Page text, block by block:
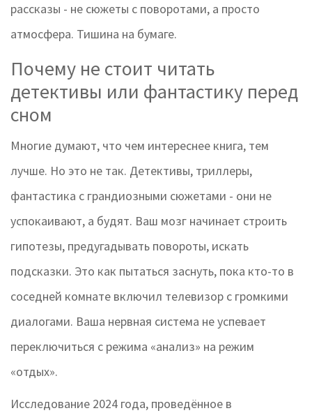
рассказы - не сюжеты с поворотами, а просто
атмосфера. Тишина на бумаге.
Почему не стоит читать
детективы или фантастику перед
сном
Многие думают, что чем интереснее книга, тем
лучше. Но это не так. Детективы, триллеры,
фантастика с грандиозными сюжетами - они не
успокаивают, а будят. Ваш мозг начинает строить
гипотезы, предугадывать повороты, искать
подсказки. Это как пытаться заснуть, пока кто-то в
соседней комнате включил телевизор с громкими
диалогами. Ваша нервная система не успевает
переключиться с режима «анализ» на режим
«отдых».
Исследование 2024 года, проведённое в